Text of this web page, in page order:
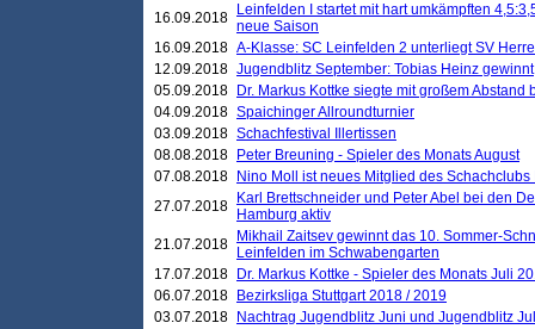
16.09.2018
Leinfelden I startet mit hart umkämpften
neue Saison
16.09.2018 A-Klasse: SC Leinfelden 2 unterliegt SV
12.09.2018 Jugendblitz September: Tobias Heinz gewinnt
05.09.2018
Dr. Markus Kottke siegte mit großem
04.09.2018 Spaichinger Allroundturnier
03.09.2018 Schachfestival Illertissen
08.08.2018
Peter Breuning - Spieler des Monats August
07.08.2018
Nino Moll ist neues Mitglied des
27.07.2018
Karl Brettschneider und Peter Abel bei den
Hamburg aktiv
21.07.2018
Mikhail Zaitsev gewinnt das 10. Sommer-
Leinfelden im Schwabengarten
17.07.2018
Dr. Markus Kottke - Spieler des Monats Juli
06.07.2018
Bezirksliga Stuttgart 2018 / 2019
03.07.2018
Nachtrag Jugendblitz Juni und Jugendblitz